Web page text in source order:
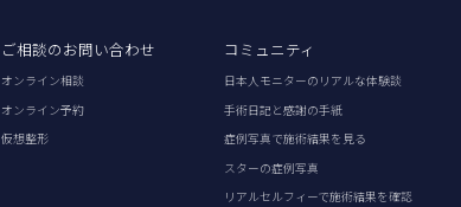
ご相談のお問い合わせ
オンライン相談
オンライン予約
仮想整形
コミュニティ
日本人モニターのリアルな体験談
手術日記と感謝の手紙
症例写真で施術結果を見る
スターの症例写真
リアルセルフィーで施術結果を確認